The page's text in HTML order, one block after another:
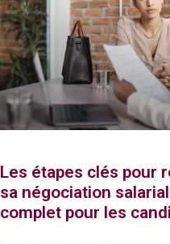
Les étapes clés pour
sa négociation
complet pour les